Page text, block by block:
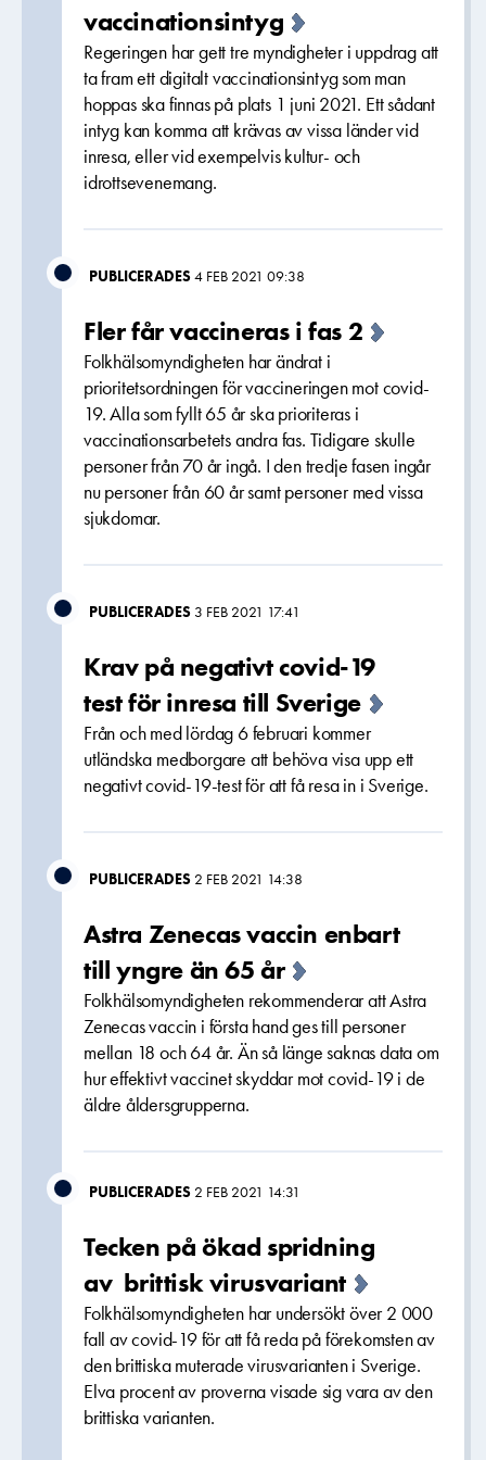
vaccinationsintyg
Regeringen har gett tre myndigheter i uppdrag att
ta fram ett digitalt vaccinationsintyg som man
hoppas ska finnas på plats 1 juni 2021. Ett sådant
intyg kan komma att krävas av vissa länder vid
inresa, eller vid exempelvis kultur- och
idrottsevenemang.
PUBLICERADES4 FEB 2021 09:38
Fler får vaccineras i fas 2
Folkhälsomyndigheten har ändrat i
prioritetsordningen för vaccineringen mot covid-
19. Alla som fyllt 65 år ska prioriteras i
vaccinationsarbetets andra fas. Tidigare skulle
personer från 70 år ingå. I den tredje fasen ingår
nu personer från 60 år samt personer med vissa
sjukdomar.
PUBLICERADES 3 FEB 2021 17:41
Krav på negativt covid-19
test för inresa till Sverige
Från och med lördag 6 februari kommer
utländska medborgare att behöva visa upp ett
negativt covid-19-test för att få resa in i Sverige.
PUBLICERADES 2 FEB 2021 14:38
Astra Zenecas vaccin enbart
till yngre än 65 år
Folkhälsomyndigheten rekommenderar att Astra
Zenecas vaccin i första hand ges till personer
mellan 18 och 64 år. Än så länge saknas data om
hur effektivt vaccinet skyddar mot covid-19 i de
äldre åldersgrupperna.
PUBLICERADES 2 FEB 2021 14:31
Tecken på ökad spridning
av brittisk virusvariant
Folkhälsomyndigheten har undersökt över 2 000
fall av covid-19 för att få reda på förekomsten av
den brittiska muterade virusvarianten i Sverige.
Elva procent av proverna visade sig vara av den
brittiska varianten.